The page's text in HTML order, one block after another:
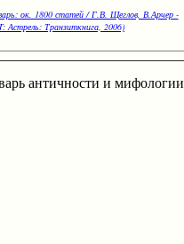
ок. 1800 статей / Г.В. Щеглов, В.Арчер -
Астрель: Транзиткнига, 2006)
античности и мифологии